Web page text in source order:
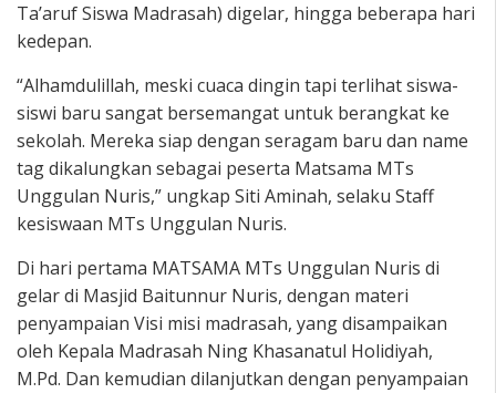
Ta’aruf Siswa Madrasah) digelar, hingga beberapa hari
kedepan.
“Alhamdulillah, meski cuaca dingin tapi terlihat siswa-
siswi baru sangat bersemangat untuk berangkat ke
sekolah. Mereka siap dengan seragam baru dan name
tag dikalungkan sebagai peserta Matsama MTs
Unggulan Nuris,” ungkap Siti Aminah, selaku Staff
kesiswaan MTs Unggulan Nuris.
Di hari pertama MATSAMA MTs Unggulan Nuris di
gelar di Masjid Baitunnur Nuris, dengan materi
penyampaian Visi misi madrasah, yang disampaikan
oleh Kepala Madrasah Ning Khasanatul Holidiyah,
M.Pd. Dan kemudian dilanjutkan dengan penyampaian